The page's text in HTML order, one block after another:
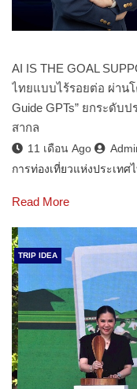
AI IS THE GOAL
ไทยแบบไร้รอยต่อ ผ่านโ
Guide GPTs” ยกระดับ
สากล
11 เดือน Ago
การท่องเที่ยวแห่งประเทศ
Read More
TRIP IDEA